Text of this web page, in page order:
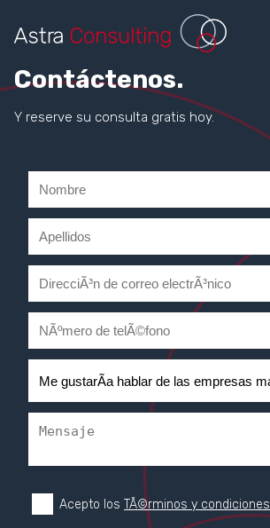
Contáctenos.
Y reserve su consulta gratis hoy.
Acepto los TÃ©rminos y condiciones